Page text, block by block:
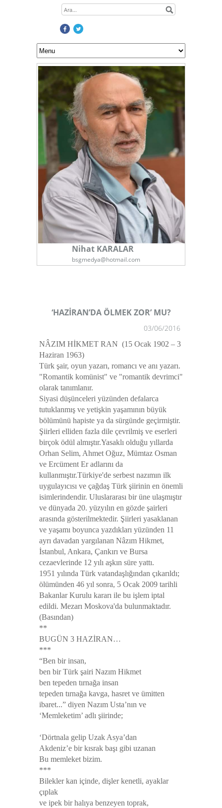
Nihat KARALAR
bsgmedya@hotmail.com
‘HAZİRAN’DA ÖLMEK ZOR’ MU?
03/06/2016
NÂZIM HİKMET RAN (15 Ocak 1902 – 3
Haziran 1963)
Türk şair, oyun yazarı, romancı ve anı yazarı.
"Romantik komünist" ve "romantik devrimci"
olarak tanımlanır.
Siyasi düşünceleri yüzünden defalarca
tutuklanmış ve yetişkin yaşamının büyük
bölümünü hapiste ya da sürgünde geçirmiştir.
Şiirleri elliden fazla dile çevrilmiş ve eserleri
birçok ödül almıştır.Yasaklı olduğu yıllarda
Orhan Selim, Ahmet Oğuz, Mümtaz Osman
ve Ercüment Er adlarını da
kullanmıştır.Türkiye'de serbest nazımın ilk
uygulayıcısı ve çağdaş Türk şiirinin en önemli
isimlerindendir. Uluslararası bir üne ulaşmıştır
ve dünyada 20. yüzyılın en gözde şairleri
arasında gösterilmektedir. Şiirleri yasaklanan
ve yaşamı boyunca yazdıkları yüzünden 11
ayrı davadan yargılanan Nâzım Hikmet,
İstanbul, Ankara, Çankırı ve Bursa
cezaevlerinde 12 yılı aşkın süre yattı.
1951 yılında Türk vatandaşlığından çıkarıldı;
ölümünden 46 yıl sonra, 5 Ocak 2009 tarihli
Bakanlar Kurulu kararı ile bu işlem iptal
edildi. Mezarı Moskova'da bulunmaktadır.
(Basından)
**
BUGÜN 3 HAZİRAN…
***
“Ben bir insan,
ben bir Türk şairi Nazım Hikmet
ben tepeden tırnağa insan
tepeden tırnağa kavga, hasret ve ümitten
ibaret...” diyen Nazım Usta’nın ve
‘Memleketim’ adlı şiirinde;
‘Dörtnala gelip Uzak Asya’dan
Akdeniz’e bir kısrak başı gibi uzanan
Bu memleket bizim.
***
Bilekler kan içinde, dişler kenetli, ayaklar
çıplak
ve ipek bir halıya benzeyen toprak,